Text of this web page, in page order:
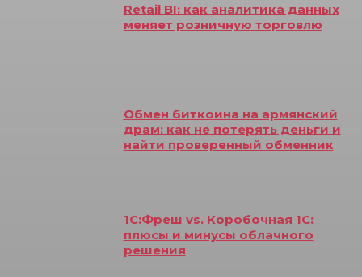
Retail BI: как аналитика данных
меняет розничную торговлю
Обмен биткоина на армянский
драм: как не потерять деньги и
найти проверенный обменник
1С:Фреш vs. Коробочная 1С:
плюсы и минусы облачного
решения